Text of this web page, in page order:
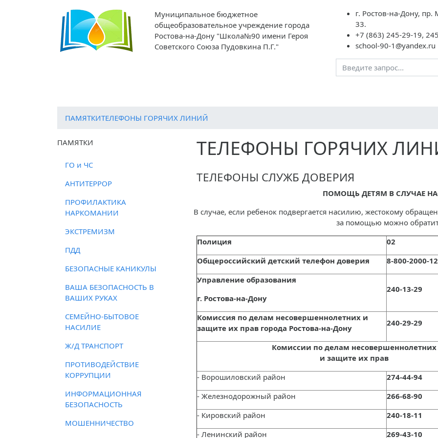
Муниципальное бюджетное
общеобразовательное учреждение города
Ростова-на-Дону "Школа№90 имени Героя
Советского Союза Пудовкина П.Г."
г. Ростов-на-Дону,
33.
+7 (863) 245-29-19,
school-90-1@yandex.ru
ПАМЯТКИТЕЛЕФОНЫ ГОРЯЧИХ ЛИНИЙ
ПАМЯТКИ
ГО и ЧС
АНТИТЕРРОР
ПРОФИЛАКТИКА
НАРКОМАНИИ
ЭКСТРЕМИЗМ
ПДД
БЕЗОПАСНЫЕ КАНИКУЛЫ
ВАША БЕЗОПАСНОСТЬ В
ВАШИХ РУКАХ
СЕМЕЙНО-БЫТОВОЕ
НАСИЛИЕ
Ж/Д ТРАНСПОРТ
ПРОТИВОДЕЙСТВИЕ
КОРРУПЦИИ
ИНФОРМАЦИОННАЯ
БЕЗОПАСНОСТЬ
МОШЕННИЧЕСТВО
ТЕЛЕФОНЫ ГОРЯЧИХ
ТЕЛЕФОНЫ СЛУЖБ ДОВЕРИЯ
ПОМОЩЬ ДЕТЯМ В СЛУЧАЕ
В случае, если ребенок подвергается насилию, жестокому
за помощью можно
Полиция
02
Общероссийский детский телефон доверия
8-800-2000-
Управление образования
г. Ростова-на-Дону
240-13-29
Комиссия по делам несовершеннолетних и
защите их прав города Ростова-на-Дону
240-29-29
Комиссии по делам несовершеннолетних
и защите их прав
- Ворошиловский район
274-44-94
- Железнодорожный район
266-68-90
- Кировский район
240-18-11
- Ленинский район
269-43-10